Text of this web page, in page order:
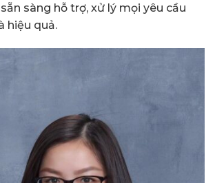
sàng hỗ trợ, xử lý mọi yêu cầu
hiệu quả.